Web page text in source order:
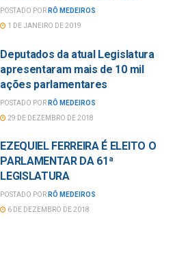
POSTADO POR RÔ MEDEIROS
1 DE JANEIRO DE 2019
Deputados da atual Legislatura
apresentaram mais de 10 mil
ações parlamentares
POSTADO POR RÔ MEDEIROS
29 DE DEZEMBRO DE 2018
EZEQUIEL FERREIRA É ELEITO O
PARLAMENTAR DA 61ª
LEGISLATURA
POSTADO POR RÔ MEDEIROS
6 DE DEZEMBRO DE 2018